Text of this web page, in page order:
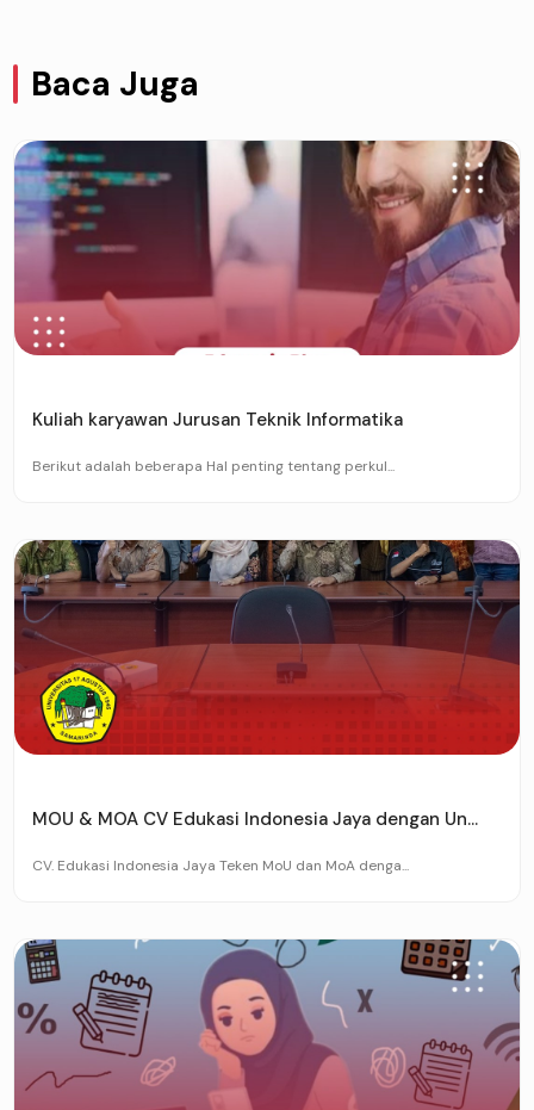
Baca Juga
Kuliah karyawan Jurusan Teknik Informatika
Berikut adalah beberapa Hal penting tentang perkul...
MOU & MOA CV Edukasi Indonesia Jaya dengan Un...
CV. Edukasi Indonesia Jaya Teken MoU dan MoA denga...